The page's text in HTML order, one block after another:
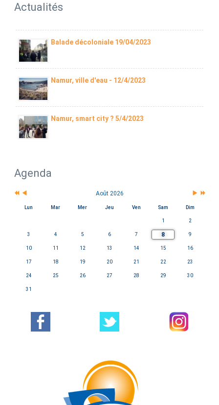
Actualités
Balade décoloniale 19/04/2023
Namur, ville d'eau - 12/4/2023
Namur, smart city ? 5/4/2023
Agenda
Août 2026
Lun Mar Mer Jeu Ven Sam Dim
1 2
3 4 5 6 7 8 9
10 11 12 13 14 15 16
17 18 19 20 21 22 23
24 25 26 27 28 29 30
31